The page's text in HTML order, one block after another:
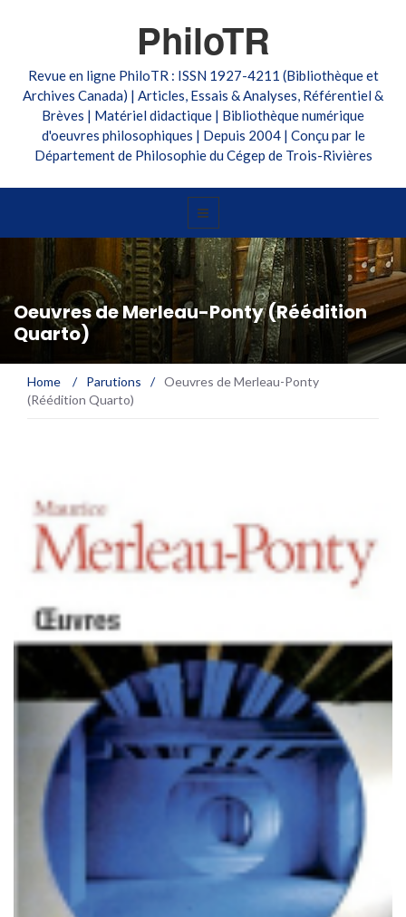
PhiloTR
Revue en ligne PhiloTR : ISSN 1927-4211 (Bibliothèque et
Archives Canada) | Articles, Essais & Analyses, Référentiel &
Brèves | Matériel didactique | Bibliothèque numérique
d'oeuvres philosophiques | Depuis 2004 | Conçu par le
Département de Philosophie du Cégep de Trois-Rivières
Oeuvres de Merleau-Ponty (Réédition
Quarto)
Home / Parutions / Oeuvres de Merleau-Ponty
(Réédition Quarto)